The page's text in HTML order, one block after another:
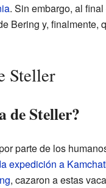
. Sin embargo, al
Bering y, finalmente,
Steller
de Steller?
parte de los
expedición a
, cazaron a estas